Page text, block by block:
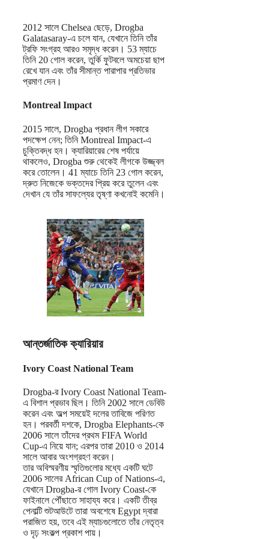
2012 সালে Chelsea ছেড়ে, Drogba
Galatasaray-এ চলে যান, যেখানে তিনি তাঁর
ট্রফি সংগ্রহ আরও সমৃদ্ধ করেন। 53 ম্যাচে
তিনি 20 গোল করেন, তুর্কি ফুটবলে অমচেয়া ছাপ
রেখে যান এবং তাঁর সীমান্ত পারাপার প্রতিভার
প্রমাণ দেন।
Montreal Impact
2015 সালে, Drogba প্রধান লীগ সকারে
পদক্ষেপ নেন; তিনি Montreal Impact-এ
চুক্তিবদ্ধ হন। ক্যারিয়ারের শেষ পর্যায়ে
থাকলেও, Drogba শুরু থেকেই লীগকে উজ্জ্বল
করে তোলেন। 41 ম্যাচে তিনি 23 গোল করেন,
দ্রুত নিজেকে ভক্তদের প্রিয় করে তুলেন এবং
দেখান যে তাঁর সাফল্যের তৃষ্ণা কখনোই কমেনি।
আন্তর্জাতিক ক্যারিয়ার
Ivory Coast National Team
Drogba-র Ivory Coast National Team-
এ বিশাল প্রভাব ছিল। তিনি 2002 সালে ডেবিউ
করেন এবং অল্প সময়েই দলের তাবিজে পরিণত
হন। পরবর্তী দশকে, Drogba Elephants-কে
2006 সালে তাঁদের প্রথম FIFA World
Cup-এ নিয়ে যান; এরপর তারা 2010 ও 2014
সালে আবার অংশগ্রহণ করেন।
তার অবিস্মরণীয় স্মৃতিগুলোর মধ্যে একটি ঘটে
2006 সালের African Cup of Nations-এ,
যেখানে Drogba-র গোল Ivory Coast-কে
ফাইনালে পৌঁছাতে সাহায্য করে। একটি তীব্র
পেনাল্টি শুটআউটে তারা অবশেষে Egypt দ্বারা
পরাজিত হয়, তবে এই ম্যাচগুলোতে তাঁর নেতৃত্ব
ও দৃঢ় সংকল্প প্রকাশ পায়।